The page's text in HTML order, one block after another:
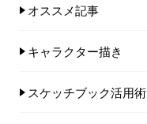
オススメ記事
キャラクター描き
スケッチブック活用術